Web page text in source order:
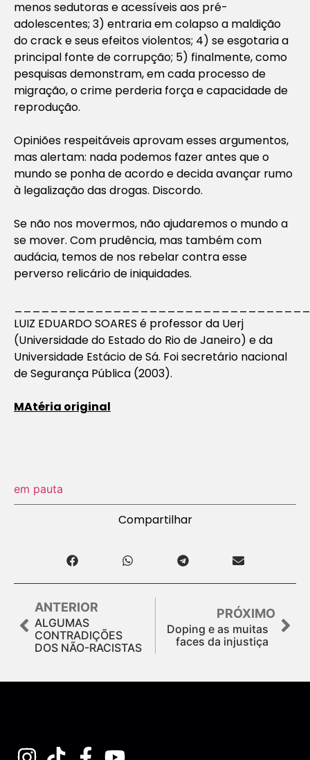
menos sedutoras e acessíveis aos pré-
adolescentes; 3) entraria em colapso a maldição
do crack e seus efeitos violentos; 4) se esgotaria a
principal fonte de corrupção; 5) finalmente, como
pesquisas demonstram, em cada processo de
migração, o crime perderia força e capacidade de
reprodução.
Opiniões respeitáveis aprovam esses argumentos,
mas alertam: nada podemos fazer antes que o
mundo se ponha de acordo e decida avançar rumo
à legalização das drogas. Discordo.
Se não nos movermos, não ajudaremos o mundo a
se mover. Com prudência, mas também com
audácia, temos de nos rebelar contra esse
perverso relicário de iniquidades.
LUIZ EDUARDO SOARES é professor da Uerj
(Universidade do Estado do Rio de Janeiro) e da
Universidade Estácio de Sá. Foi secretário nacional
de Segurança Pública (2003).
MAtéria original
em pauta
Compartilhar
ANTERIOR
ALGUMAS
CONTRADIÇÕES
DOS NÃO-RACISTAS
PRÓXIMO
Doping e as muitas
faces da injustiça